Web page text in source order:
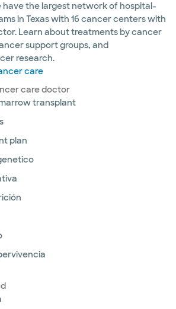
have the largest network of hospital-
in Texas with 16 cancer centers with
Learn about treatments by cancer
support groups, and
research.
care
care doctor
transplant
plan